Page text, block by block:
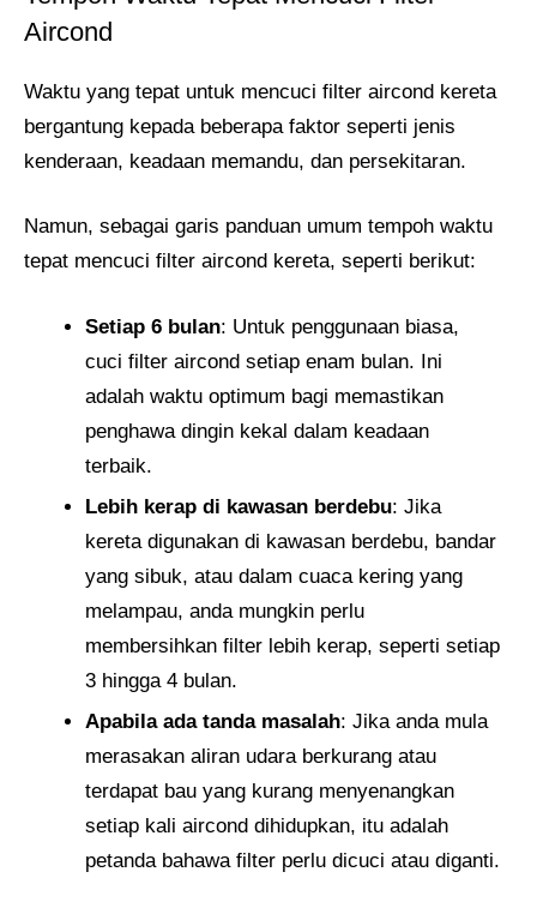
Aircond
Waktu yang tepat untuk mencuci filter aircond kereta
bergantung kepada beberapa faktor seperti jenis
kenderaan, keadaan memandu, dan persekitaran.
Namun, sebagai garis panduan umum tempoh waktu
tepat mencuci filter aircond kereta, seperti berikut:
Setiap 6 bulan: Untuk penggunaan biasa,
cuci filter aircond setiap enam bulan. Ini
adalah waktu optimum bagi memastikan
penghawa dingin kekal dalam keadaan
terbaik.
Lebih kerap di kawasan berdebu: Jika
kereta digunakan di kawasan berdebu, bandar
yang sibuk, atau dalam cuaca kering yang
melampau, anda mungkin perlu
membersihkan filter lebih kerap, seperti setiap
3 hingga 4 bulan.
Apabila ada tanda masalah: Jika anda mula
merasakan aliran udara berkurang atau
terdapat bau yang kurang menyenangkan
setiap kali aircond dihidupkan, itu adalah
petanda bahawa filter perlu dicuci atau diganti.